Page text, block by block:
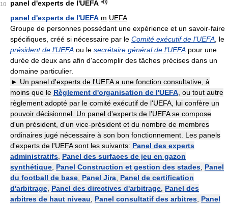
10
panel d'experts de l'UEFA
panel d'experts de l'UEFA m UEFA
Groupe de personnes possédant une expérience et un savoir-faire
spécifiques, créé si nécessaire par le Comité exécutif de l'UEFA , le
président de l'UEFA ou le secrétaire général de l'UEFA pour une
durée de deux ans afin d'accomplir des tâches précises dans un
domaine particulier.
► Un panel d'experts de l'UEFA a une fonction consultative, à
moins que le Règlement d'organisation de l'UEFA , ou tout autre
règlement adopté par le comité exécutif de l'UEFA, lui confère un
pouvoir décisionnel. Un panel d'experts de l'UEFA se compose
d'un président, d'un vice-président et du nombre de membres
ordinaires jugé nécessaire à son bon fonctionnement. Les panels
d'experts de l'UEFA sont les suivants: Panel des experts
administratifs Panel des surfaces de jeu en gazon
synthétique Panel Construction et gestion des stades Panel
du football de base Panel Jira Panel de certification
d'arbitrage Panel des directives d'arbitrage Panel des
arbitres de haut niveau
Panel consultatif des arbitres Panel